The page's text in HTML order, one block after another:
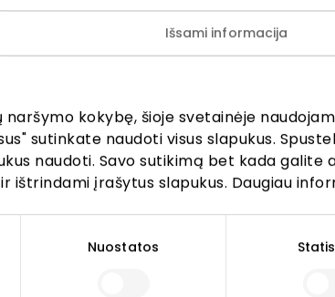
Išsami informacija
kokybę, šioje svetainėje
sutinkate naudoti visus slapukus.
naudoti. Savo sutikimą bet kada
ištrindami įrašytus slapukus. Daugiau
Nuostatos
30 dienų akinių keitimą – būkite ramūs
nors priežasčių nebūsite visiškai patenkinti
pakeisti į kitus. Mums svarbiausia
akinių priežiūrą – smulkų remontą ir
visą akinių nešiojimo laikotarpį!
kad Jūsų pasirinkti akiniai yra
žemos kainos garantiją!
pasirinktinai rėmeliams ar lęšiams
nesumuojamos. Daugiau informacijos